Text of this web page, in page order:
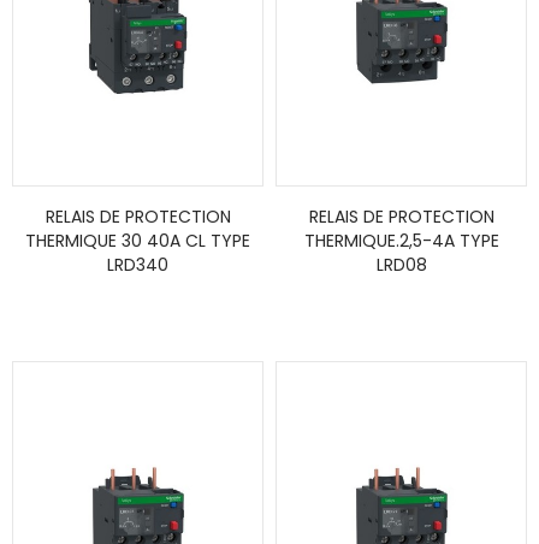
RELAIS DE PROTECTION
THERMIQUE 30 40A CL TYPE
LRD340
RELAIS DE PROTECTION
THERMIQUE.2,5-4A TYPE
LRD08